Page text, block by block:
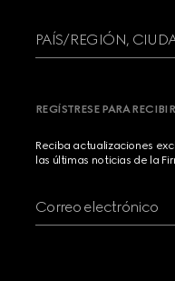
PAÍS/REGIÓN,
REGÍSTRESE PARA
Reciba actualizaciones
las últimas noticias de la
Correo electrónico